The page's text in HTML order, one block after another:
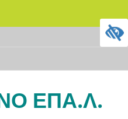
ΕΠΑ.Λ.